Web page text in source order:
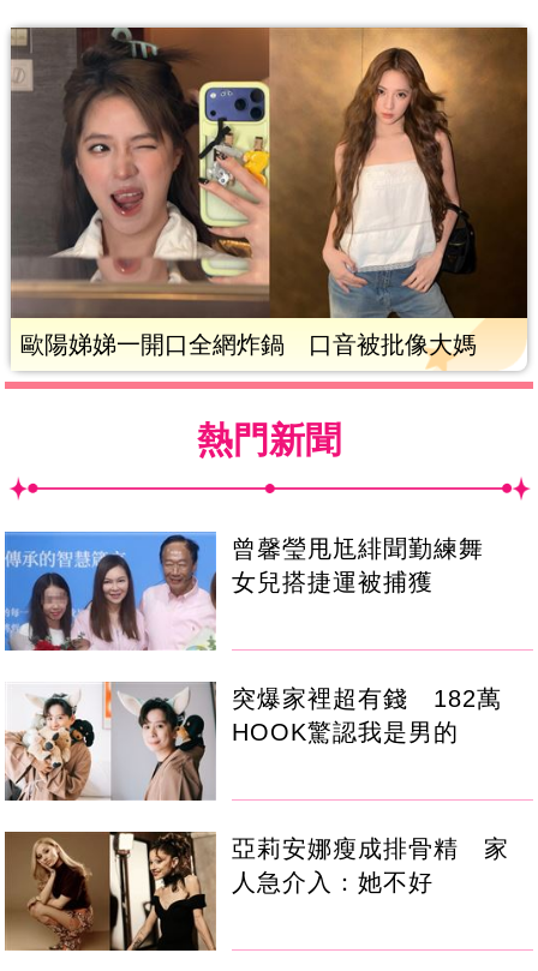
歐陽娣娣一開口全網炸鍋 口音被批像大媽
熱門新聞
曾馨瑩甩尪緋聞勤練舞
女兒搭捷運被捕獲
突爆家裡超有錢 182萬
HOOK驚認我是男的
亞莉安娜瘦成排骨精 家
人急介入：她不好